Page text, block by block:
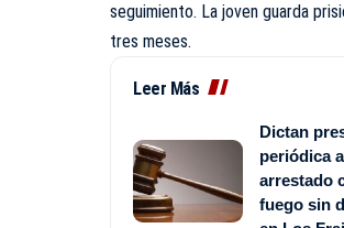
seguimiento. La joven guarda
tres meses.
Leer Más
Dictan
periódica
arrestado
fuego sin